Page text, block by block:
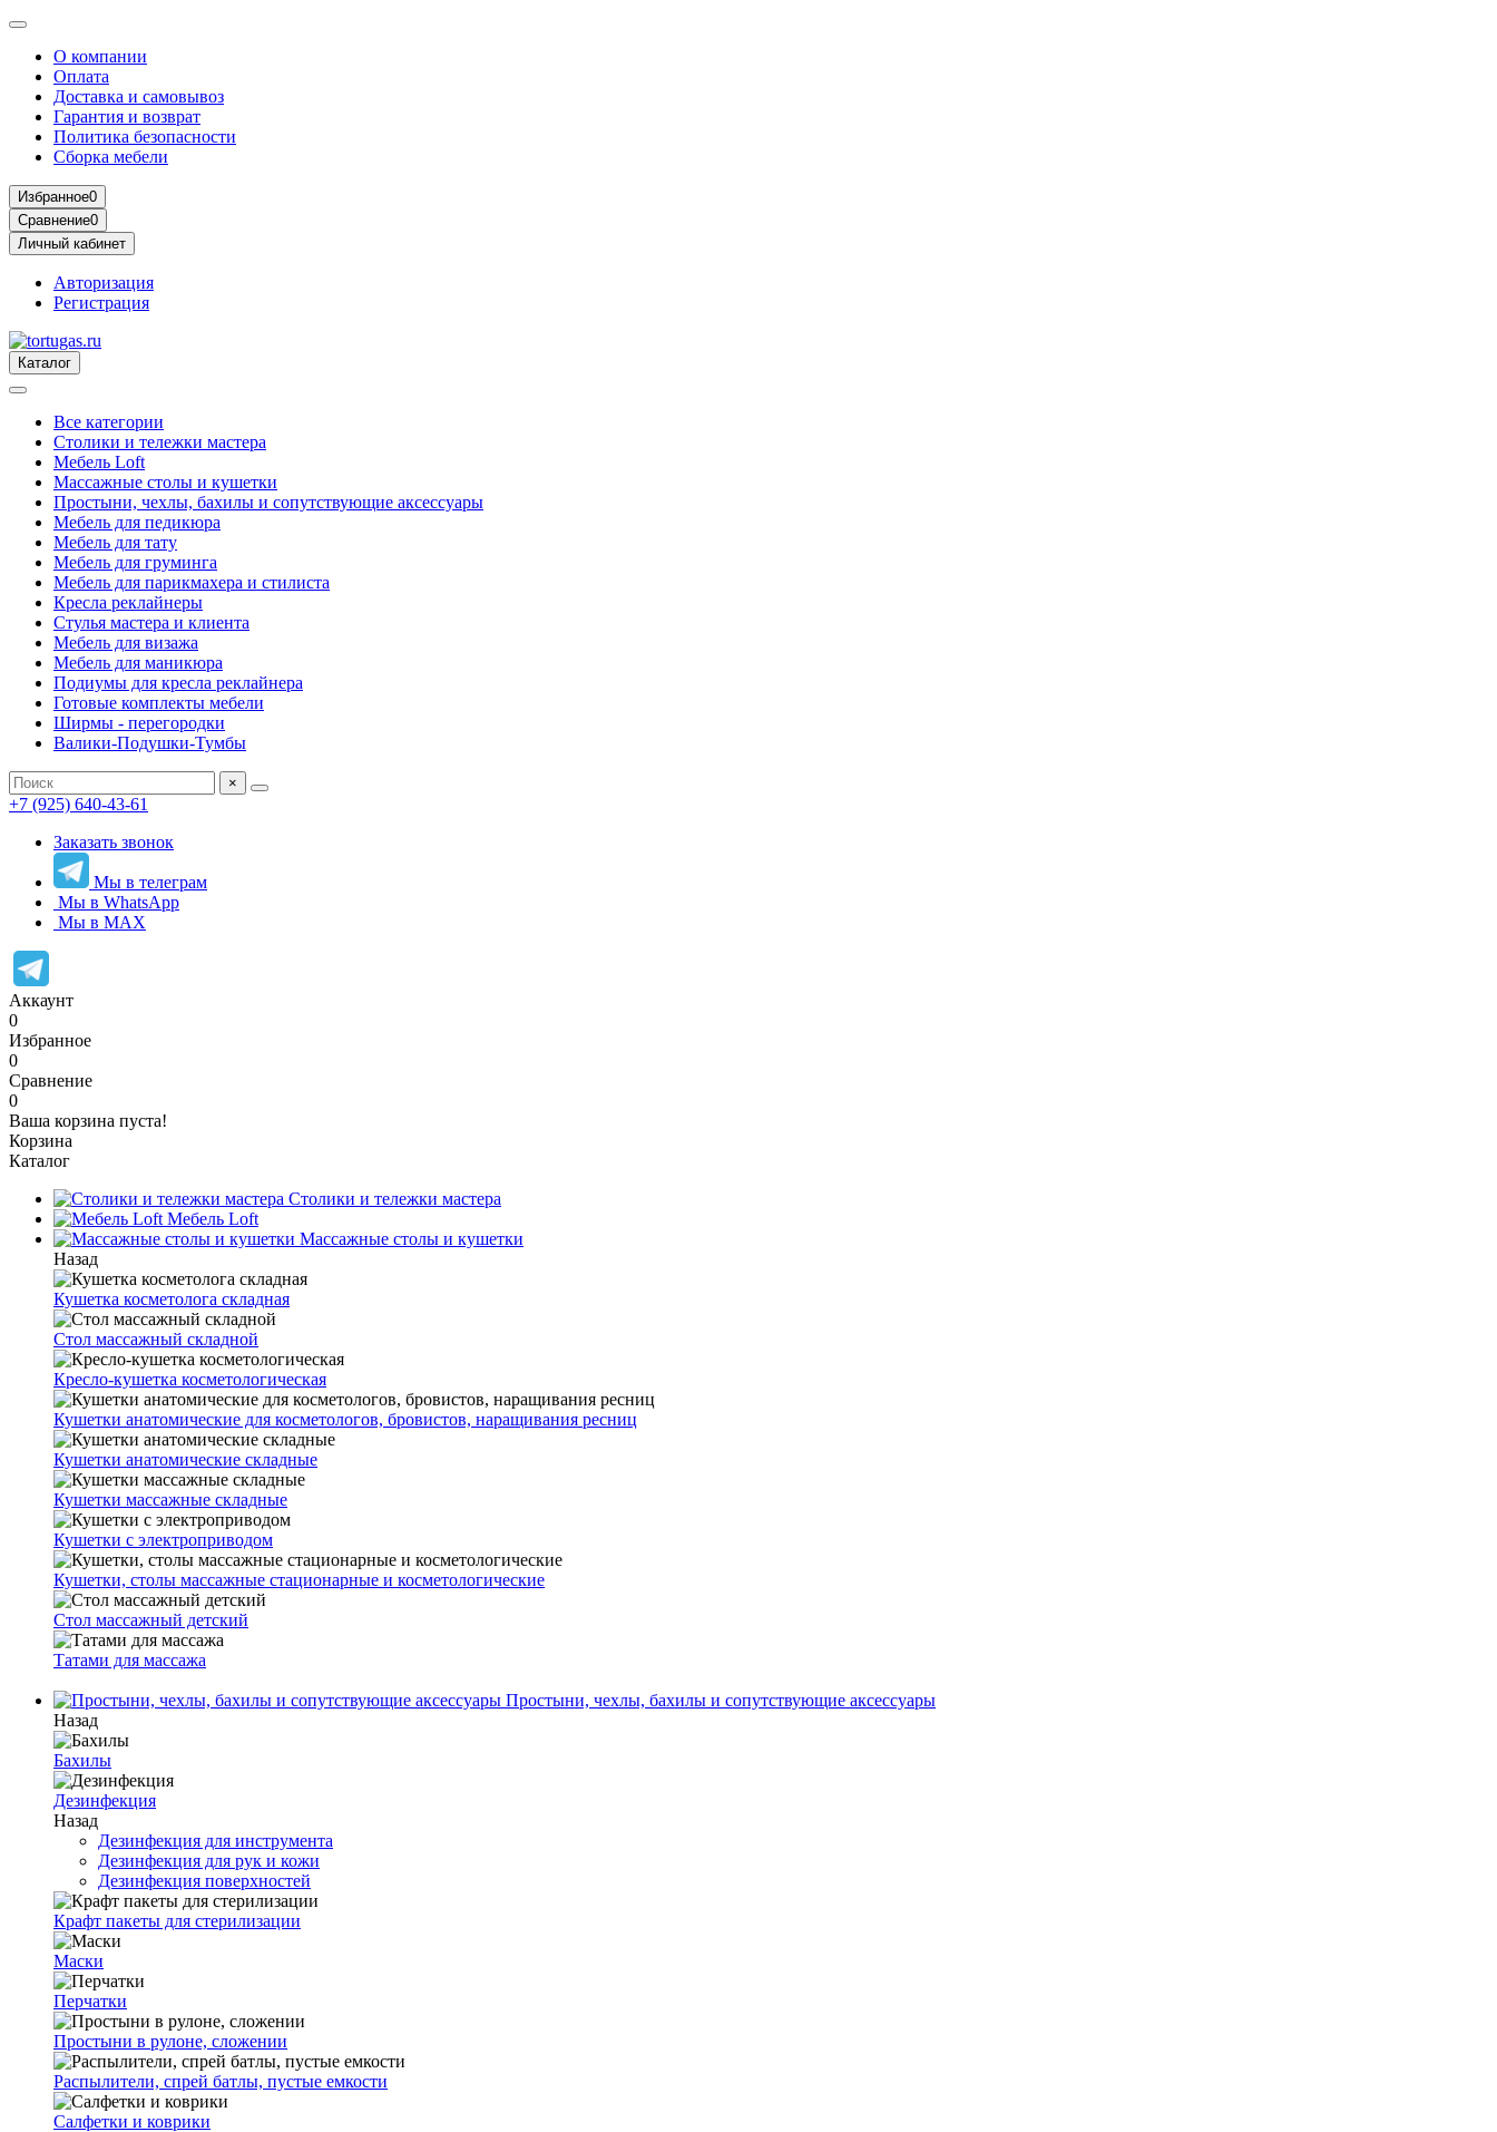
О компании
Оплата
Доставка и самовывоз
Гарантия и возврат
Политика безопасности
Сборка мебели
Избранное0
Сравнение0
Личный кабинет
Авторизация
Регистрация
Каталог
Все категории
Столики и тележки мастера
Мебель Loft
Массажные столы и кушетки
Простыни, чехлы, бахилы и сопутствующие аксессуары
Мебель для педикюра
Мебель для тату
Мебель для груминга
Мебель для парикмахера и стилиста
Кресла реклайнеры
Стулья мастера и клиента
Мебель для визажа
Мебель для маникюра
Подиумы для кресла реклайнера
Готовые комплекты мебели
Ширмы - перегородки
Валики-Подушки-Тумбы
×
+7 (925) 640-43-61
Заказать звонок
Мы в телеграм
Мы в WhatsApp
Мы в MAX
Аккаунт
0
Избранное
0
Сравнение
0
Ваша корзина пуста!
Корзина
Каталог
Столики и тележки мастера
Мебель Loft
Массажные столы и кушетки
Назад
Кушетка косметолога складная
Стол массажный складной
Кресло-кушетка косметологическая
Кушетки анатомические для косметологов, бровистов, наращивания ресниц
Кушетки анатомические складные
Кушетки массажные складные
Кушетки с электроприводом
Кушетки, столы массажные стационарные и косметологические
Стол массажный детский
Татами для массажа
Простыни, чехлы, бахилы и сопутствующие аксессуары
Назад
Бахилы
Дезинфекция
Назад
Дезинфекция для инструмента
Дезинфекция для рук и кожи
Дезинфекция поверхностей
Крафт пакеты для стерилизации
Маски
Перчатки
Простыни в рулоне, сложении
Распылители, спрей батлы, пустые емкости
Салфетки и коврики